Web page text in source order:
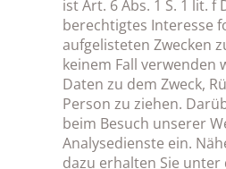
ist Art. 6 Abs. 1 S. 1 lit. f
berechtigtes Interesse
aufgelisteten Zwecken
keinem Fall verwenden
Daten zu dem Zweck,
Person zu ziehen.
beim Besuch unserer
Analysedienste ein.
dazu erhalten Sie unter